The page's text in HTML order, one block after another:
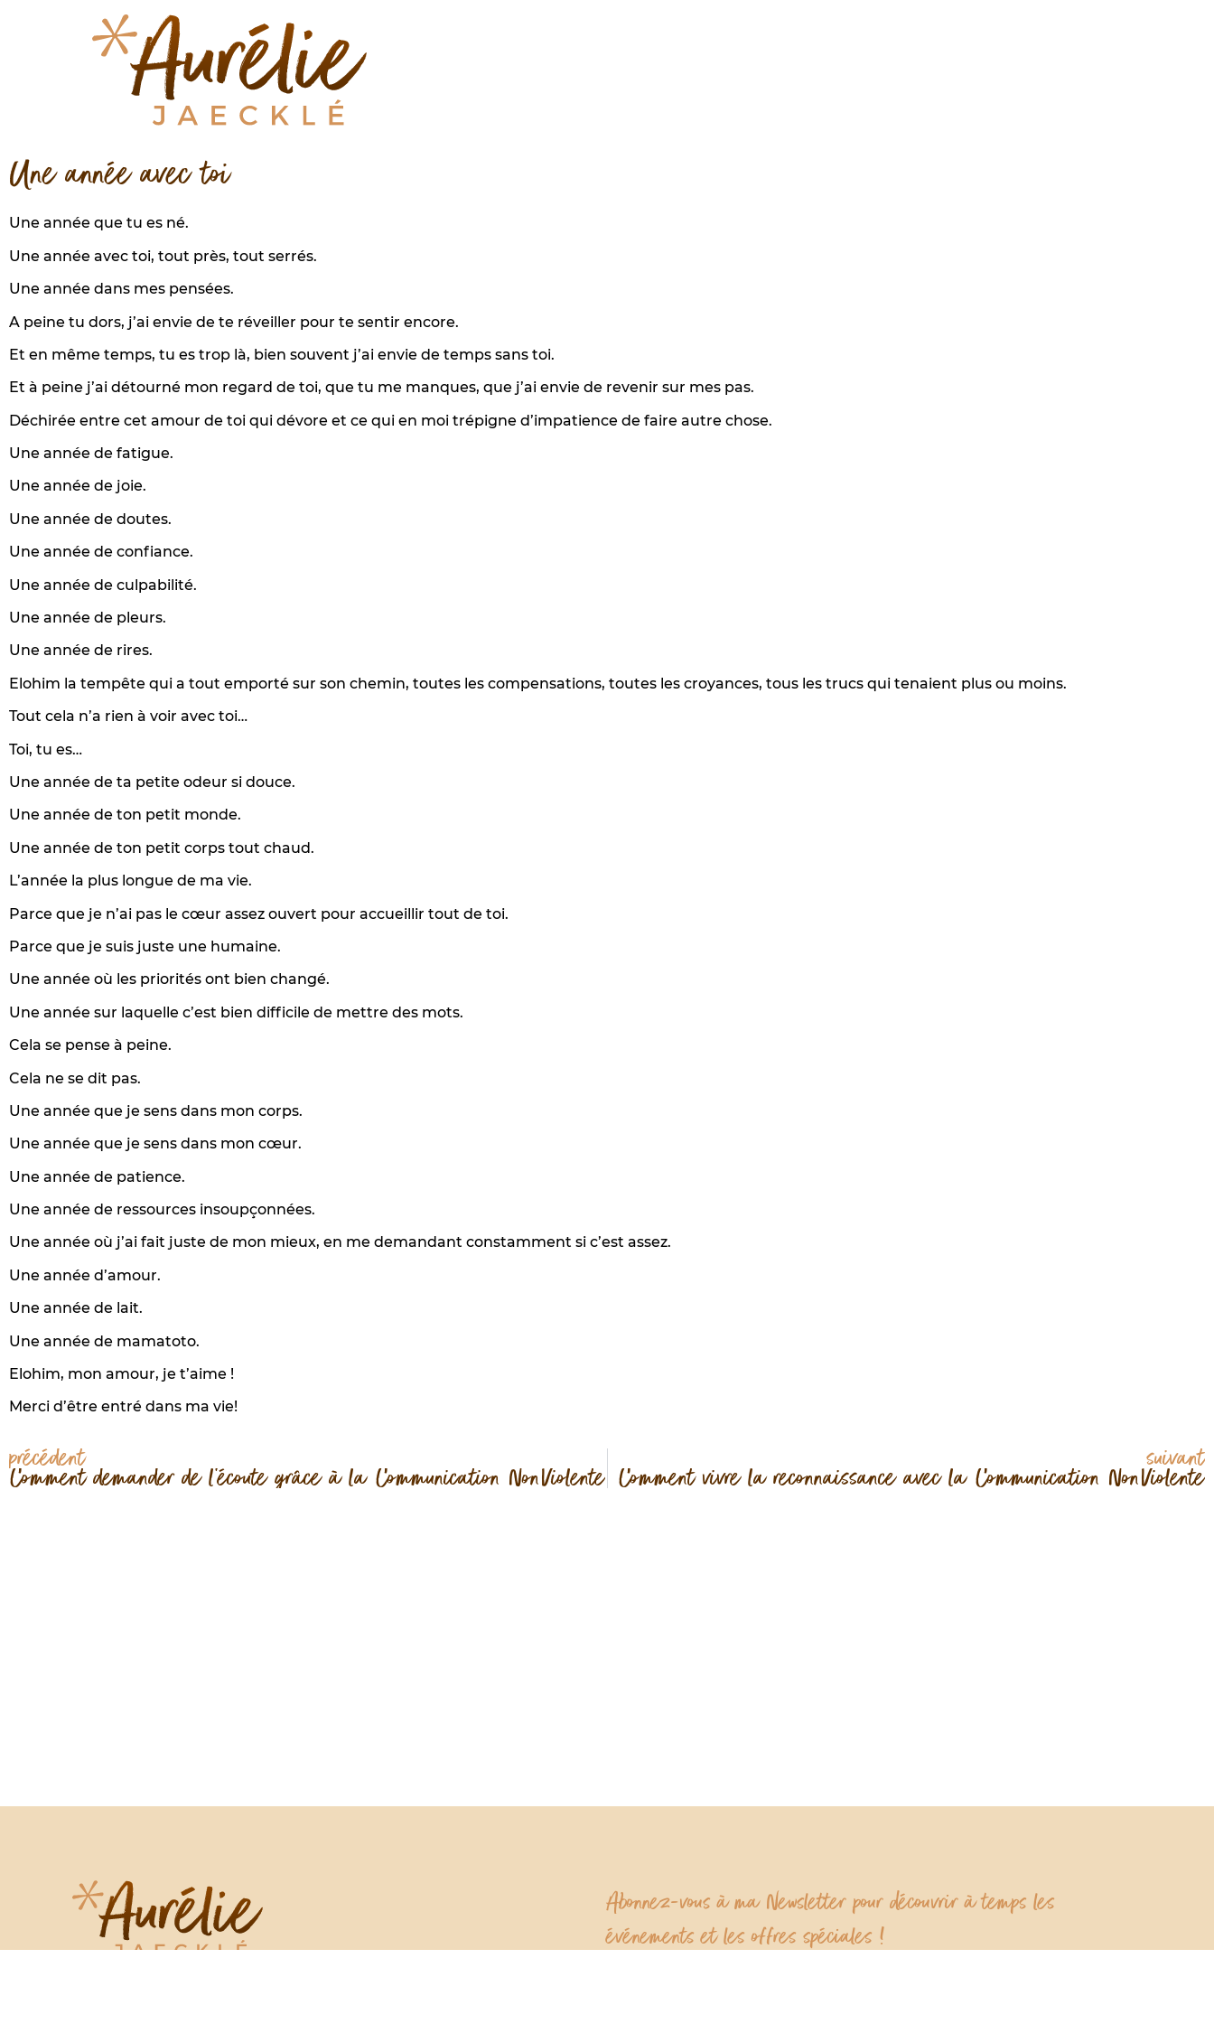
Une année avec toi
Une année que tu es né.
Une année avec toi, tout près, tout serrés.
Une année dans mes pensées.
A peine tu dors, j’ai envie de te réveiller pour te sentir encore.
Et en même temps, tu es trop là, bien souvent j’ai envie de temps sans toi.
Et à peine j’ai détourné mon regard de toi, que tu me manques, que j’ai envie de revenir sur mes pas.
Déchirée entre cet amour de toi qui dévore et ce qui en moi trépigne d’impatience de faire autre chose.
Une année de fatigue.
Une année de joie.
Une année de doutes.
Une année de confiance.
Une année de culpabilité.
Une année de pleurs.
Une année de rires.
Elohim la tempête qui a tout emporté sur son chemin, toutes les compensations, toutes les croyances, tous les trucs qui tenaient plus ou moins.
Tout cela n’a rien à voir avec toi…
Toi, tu es…
Une année de ta petite odeur si douce.
Une année de ton petit monde.
Une année de ton petit corps tout chaud.
L’année la plus longue de ma vie.
Parce que je n’ai pas le cœur assez ouvert pour accueillir tout de toi.
Parce que je suis juste une humaine.
Une année où les priorités ont bien changé.
Une année sur laquelle c’est bien difficile de mettre des mots.
Cela se pense à peine.
Cela ne se dit pas.
Une année que je sens dans mon corps.
Une année que je sens dans mon cœur.
Une année de patience.
Une année de ressources insoupçonnées.
Une année où j’ai fait juste de mon mieux, en me demandant constamment si c’est assez.
Une année d’amour.
Une année de lait.
Une année de mamatoto.
Elohim, mon amour, je t’aime !
Merci d’être entré dans ma vie!
précédent
Comment demander de l’écoute grâce à la Communication NonViolente
suivant
Comment vivre la reconnaissance avec la Communication NonViolente
Abonnez-vous à ma Newsletter pour découvrir à temps les
événements et les offres spéciales !